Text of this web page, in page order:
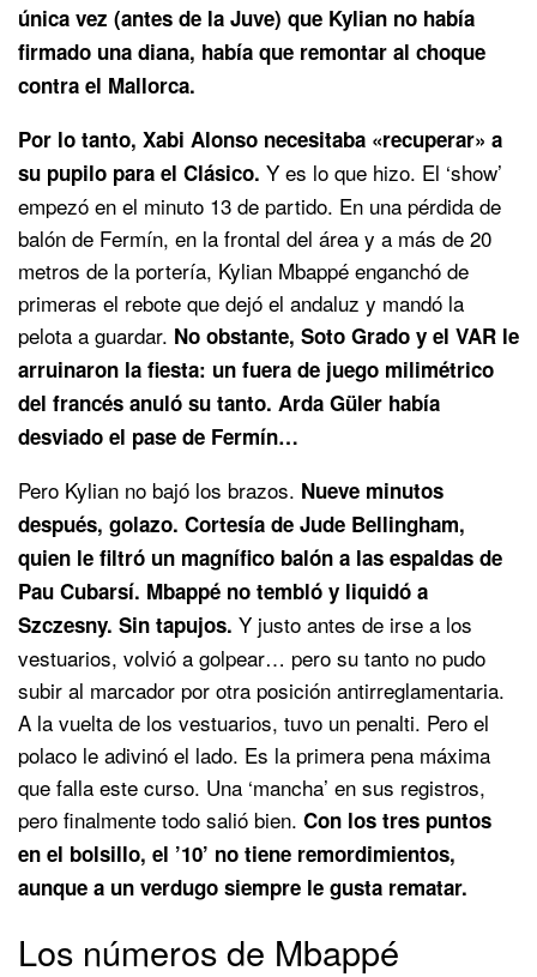
única vez (antes de la Juve) que Kylian no había
firmado una diana, había que remontar al choque
contra el Mallorca.
Por lo tanto, Xabi Alonso necesitaba «recuperar» a
su pupilo para el Clásico. Y es lo que hizo. El ‘show’
empezó en el minuto 13 de partido. En una pérdida de
balón de Fermín, en la frontal del área y a más de 20
metros de la portería, Kylian Mbappé enganchó de
primeras el rebote que dejó el andaluz y mandó la
pelota a guardar. No obstante, Soto Grado y el VAR le
arruinaron la fiesta: un fuera de juego milimétrico
del francés anuló su tanto. Arda Güler había
desviado el pase de Fermín…
Pero Kylian no bajó los brazos. Nueve minutos
después, golazo. Cortesía de Jude Bellingham,
quien le filtró un magnífico balón a las espaldas de
Pau Cubarsí. Mbappé no tembló y liquidó a
Szczesny. Sin tapujos. Y justo antes de irse a los
vestuarios, volvió a golpear… pero su tanto no pudo
subir al marcador por otra posición antirreglamentaria.
A la vuelta de los vestuarios, tuvo un penalti. Pero el
polaco le adivinó el lado. Es la primera pena máxima
que falla este curso. Una ‘mancha’ en sus registros,
pero finalmente todo salió bien. Con los tres puntos
en el bolsillo, el ’10’ no tiene remordimientos,
aunque a un verdugo siempre le gusta rematar.
Los números de Mbappé